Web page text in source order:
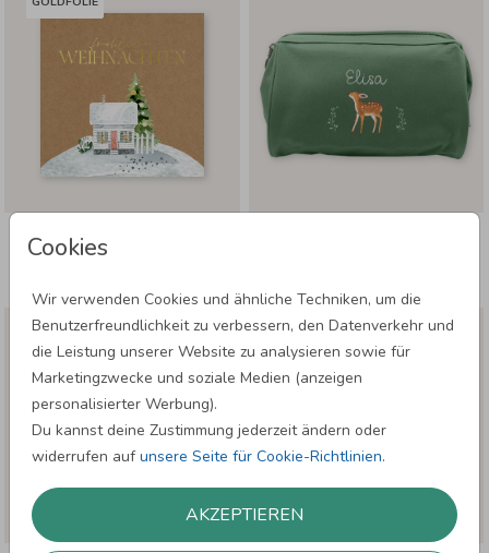
Cookies
Wir verwenden Cookies und ähnliche Techniken, um die
Benutzerfreundlichkeit zu verbessern, den Datenverkehr und
die Leistung unserer Website zu analysieren sowie für
Marketingzwecke und soziale Medien (anzeigen
personalisierter Werbung).
Du kannst deine Zustimmung jederzeit ändern oder
widerrufen aufunsere Seite für Cookie-Richtlinien.
AKZEPTIEREN
IN KRAFTLOOK